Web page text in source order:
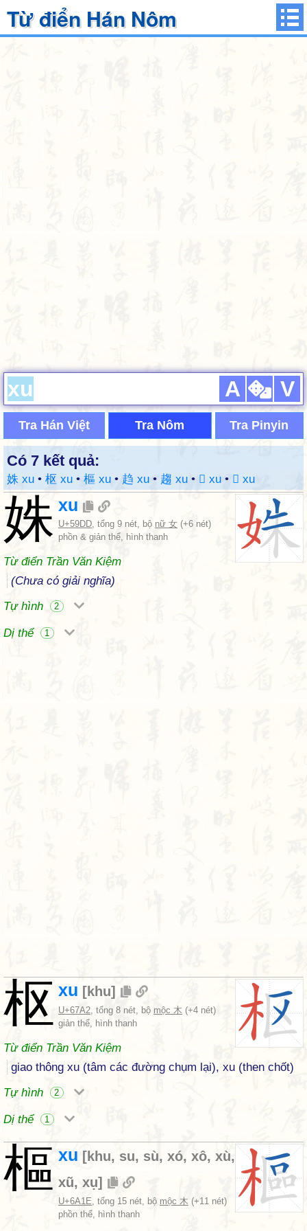
Từ điển Hán Nôm
A V
Tra Hán Việt Tra Nôm Tra Pinyin
Có 7 kết quả:
姝 xu • 枢 xu • 樞 xu • 趋 xu • 趨 xu • 𫆃 xu • 𫆉 xu
姝 xu
U+59DD, tổng 9 nét, bộ nữ 女 (+6 nét)
phồn & giản thể, hình thanh
Từ điển Trần Văn Kiệm
(Chưa có giải nghĩa)
Tự hình
2
Dị thể 1
枢 xu [khu]
U+67A2, tổng 8 nét, bộ mộc 木 (+4 nét)
giản thể, hình thanh
Từ điển Trần Văn Kiệm
giao thông xu (tâm các đường chụm lại), xu (then chốt)
Tự hình
2
Dị thể 1
樞 xu [khu, su, sù, xó, xô, xù,
xũ, xụ]
U+6A1E, tổng 15 nét, bộ mộc 木 (+11 nét)
phồn thể, hình thanh